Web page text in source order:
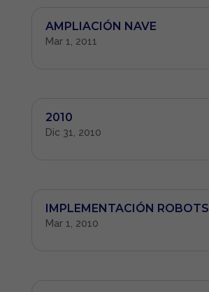
AMPLIACIÓN NAVE
Mar 1, 2011
2010
Dic 31, 2010
IMPLEMENTACIÓN ROBOTS
Mar 1, 2010